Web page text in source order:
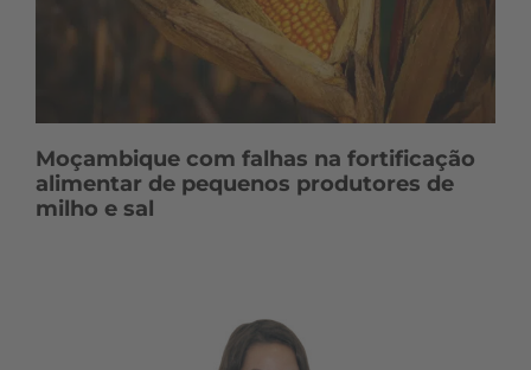
Moçambique com falhas na fortificação
alimentar de pequenos produtores de
milho e sal